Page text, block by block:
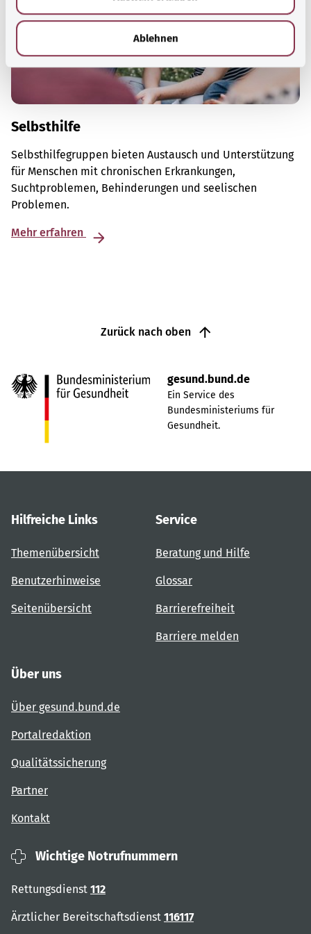
Ablehnen
Selbsthilfe
Selbsthilfegruppen bieten Austausch und Unterstützung
für Menschen mit chronischen Erkrankungen,
Suchtproblemen, Behinderungen und seelischen
Problemen.
Mehr erfahren
Zurück nach oben
gesund.bund.de
Ein Service des
Bundesministeriums für
Gesundheit.
Hilfreiche Links
Themenübersicht
Benutzerhinweise
Seitenübersicht
Service
Beratung und Hilfe
Glossar
Barrierefreiheit
Barriere melden
Über uns
Über gesund.bund.de
Portalredaktion
Qualitätssicherung
Partner
Kontakt
Wichtige Notrufnummern
Rettungsdienst 112
Ärztlicher Bereitschaftsdienst 116117